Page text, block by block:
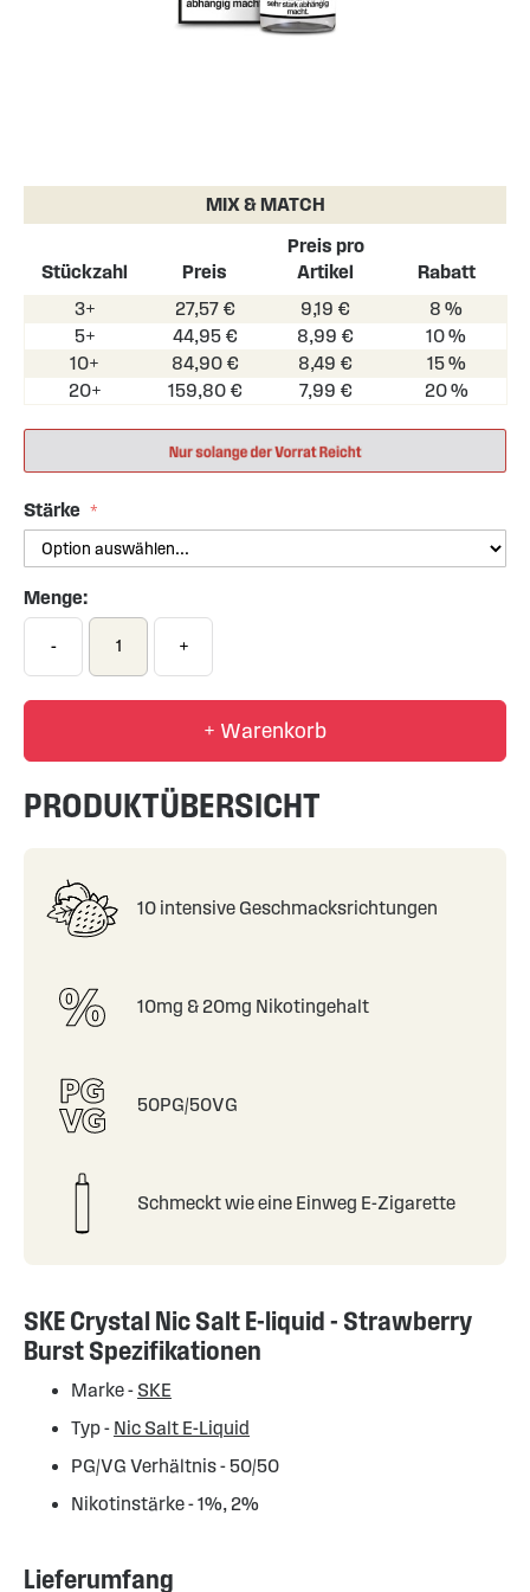
the
the
gallery
MIX & MATCH
Stückzahl Preis
Preis pro
Artikel
Rabatt
3+
27,57 € 9,19 €
8 %
5+
44,95 € 8,99 €
10 %
10+
84,90 € 8,49 €
15 %
20+
159,80 € 7,99 € 20 %
Stärke
Menge:
- +
+ Warenkorb
PRODUKTÜBERSICHT
10 intensive Geschmacksrichtungen
10mg & 20mg Nikotingehalt
50PG/50VG
Schmeckt wie eine Einweg E-Zigarette
SKE Crystal Nic Salt E-liquid - Strawberry
Burst Spezifikationen
Marke - SKE
Typ - Nic Salt E-Liquid
PG/VG Verhältnis - 50/50
Nikotinstärke - 1%, 2%
Lieferumfang